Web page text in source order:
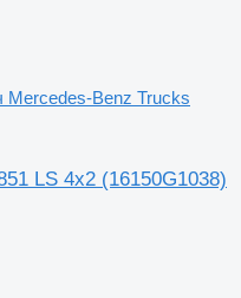
Mercedes-Benz Trucks
LS 4x2 (16150G1038)